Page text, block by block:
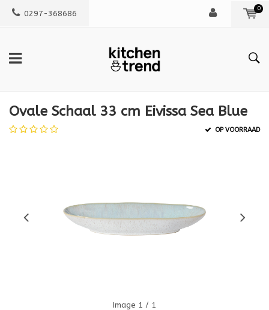
0297-368686
0
Ovale Schaal 33 cm Eivissa Sea Blue
OP VOORRAAD
Image 1 / 1